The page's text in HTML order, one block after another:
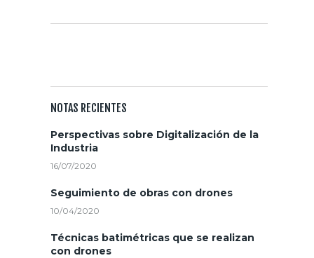
NOTAS RECIENTES
Perspectivas sobre Digitalización de la
Industria
16/07/2020
Seguimiento de obras con drones
10/04/2020
Técnicas batimétricas que se realizan
con drones